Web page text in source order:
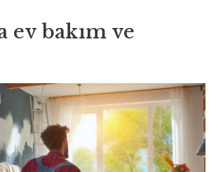
ev bakım ve